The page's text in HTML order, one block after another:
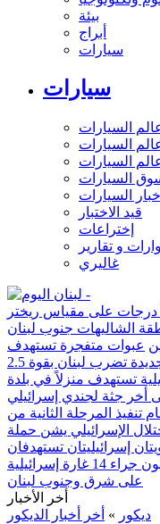
بيئة
أبراج
سيارات
سيارات
السيارات
السيارات
السيارات
السيارات
أخبار السيارات
قيد الاختبار
إختراعات
و تقارير
غاليري
الشاليهات جنوب لبنان
عبوات متفجرة تستهدف
هزة أرضية جديدة تضرب لبنان بقوة 2.5
تستهدف منزلاً في بلدة
أخر جثة لجندي إسرائيلي
المرحلة الثانية من
الإسرائيلي يشن حملة
إسرائيليتان تستهدفان
قتيلان ومصابون جراء 14 غارة إسرائيلية
على شرق وجنوب لبنان
أخر الأخبار
ديكور » أخر أخبار الديكور